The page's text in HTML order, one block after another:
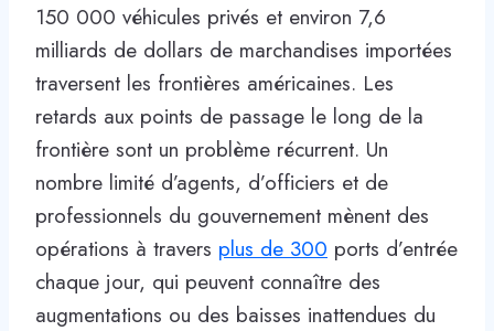
150 000 véhicules privés et environ 7,6
milliards de dollars de marchandises importées
traversent les frontières américaines. Les
retards aux points de passage le long de la
frontière sont un problème récurrent. Un
nombre limité d’agents, d’officiers et de
professionnels du gouvernement mènent des
opérations à travers plus de 300 ports d’entrée
chaque jour, qui peuvent connaître des
augmentations ou des baisses inattendues du